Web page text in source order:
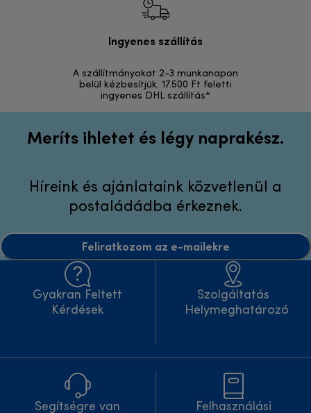
Ingyenes szállítás
A szállítmányokat 2-3 munkanapon
belül kézbesítjük. 17.500 Ft feletti
ingyenes DHL szállítás*
Meríts ihletet és légy naprakész.
Híreink és ajánlataink közvetlenül a
postaládádba érkeznek.
Feliratkozom az e-mailekre
Gyakran Feltett
Kérdések
Szolgáltatás
Helymeghatározó
Segítségre van Felhasználási